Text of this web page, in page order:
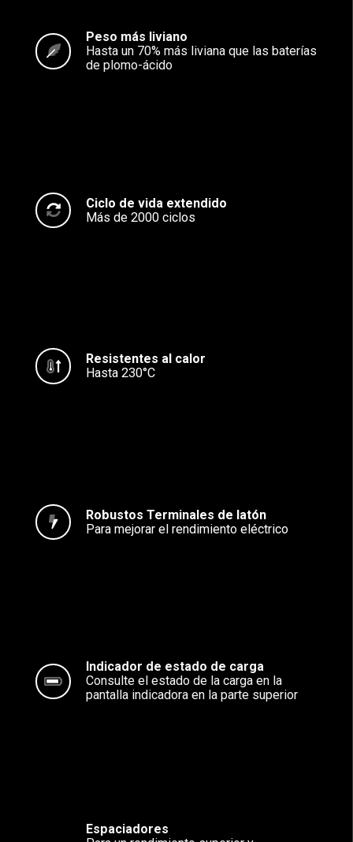
Peso más liviano
Hasta un 70% más liviana que las baterías
de plomo-ácido
Ciclo de vida extendido
Más de 2000 ciclos
Resistentes al calor
Hasta 230°C
Robustos Terminales de latón
Para mejorar el rendimiento eléctrico
Indicador de estado de carga
Consulte el estado de la carga en la
pantalla indicadora en la parte superior
Espaciadores